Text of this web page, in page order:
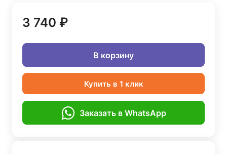
3 740 ₽
В корзину
Купить в 1 клик
Заказать в WhatsApp